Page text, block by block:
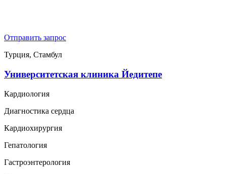
Отправить запрос
Турция, Стамбул
Университетская клиника Йедитепе
Кардиология
Диагностика сердца
Кардиохирургия
Гепатология
Гастроэнтерология